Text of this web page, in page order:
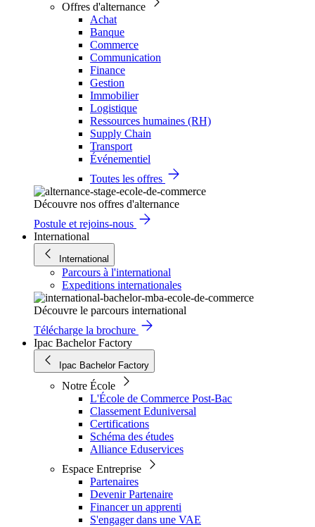
Offres d'alternance
Achat
Banque
Commerce
Communication
Finance
Gestion
Immobilier
Logistique
Ressources humaines (RH)
Supply Chain
Transport
Événementiel
Toutes les offres
Découvre nos offres d'alternance
Postule et rejoins-nous
International
International
Parcours à l'international
Expeditions internationales
Découvre le parcours international
Télécharge la brochure
Ipac Bachelor Factory
Ipac Bachelor Factory
Notre École
L'École de Commerce Post-Bac
Classement Eduniversal
Certifications
Schéma des études
Alliance Eduservices
Espace Entreprise
Partenaires
Devenir Partenaire
Financer un apprenti
S'engager dans une VAE